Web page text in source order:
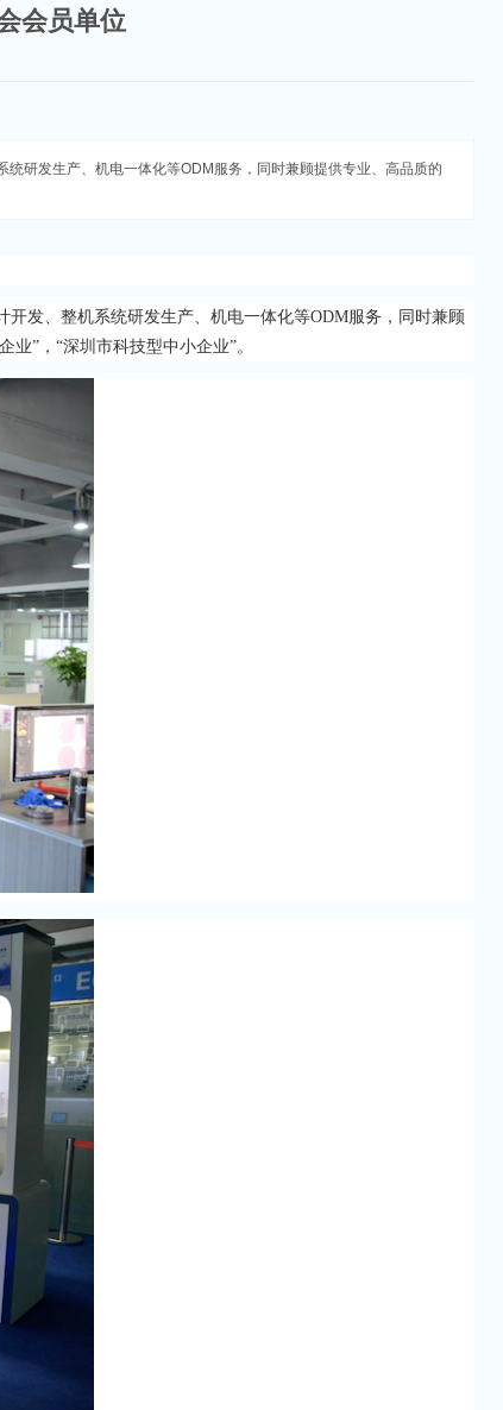
会员单位
研发生产、机电一体化等ODM服务，同时兼顾提供专业、高品质的
发、整机系统研发生产、机电一体化等ODM服务，同时兼顾
”，“深圳市科技型中小企业”。